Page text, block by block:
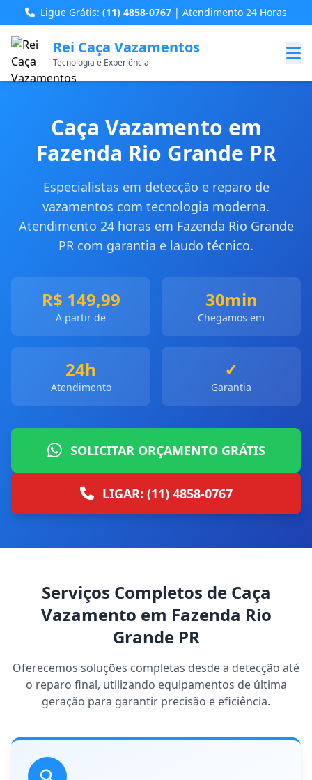
Ligue Grátis: (11) 4858-0767 | Atendimento 24 Horas
Rei Caça Vazamentos
Tecnologia e Experiência
Caça Vazamento em
Fazenda Rio Grande PR
Especialistas em detecção e reparo de
vazamentos com tecnologia moderna.
Atendimento 24 horas em Fazenda Rio Grande
PR com garantia e laudo técnico.
R$ 149,99
A partir de
30min
Chegamos em
24h
Atendimento
✓
Garantia
SOLICITAR ORÇAMENTO GRÁTIS
LIGAR: (11) 4858-0767
Serviços Completos de Caça
Vazamento em Fazenda Rio
Grande PR
Oferecemos soluções completas desde a detecção até
o reparo final, utilizando equipamentos de última
geração para garantir precisão e eficiência.